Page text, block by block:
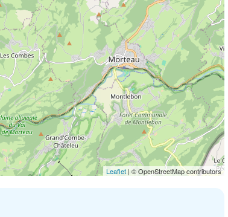
Leaflet | © OpenStreetMap contributors